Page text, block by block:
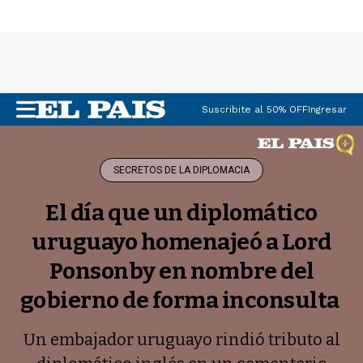
Suscribite al 50% OFFIngresar
SECRETOS DE LA DIPLOMACIA
El día que un diplomático
uruguayo homenajeó a Lord
Ponsonby en nombre del
gobierno de forma inconsulta
Un embajador uruguayo rindió tributo al